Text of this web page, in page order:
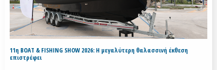
11η BOAT & FISHING SHOW 2026: Η μεγαλύτερη θαλασσινή έκθεση
επιστρέφει